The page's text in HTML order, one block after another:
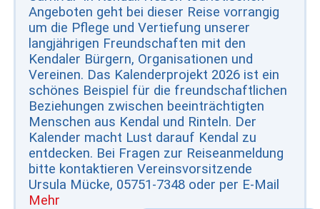
Angeboten geht bei dieser Reise vorrangig
um die Pflege und Vertiefung unserer
langjährigen Freundschaften mit den
Kendaler Bürgern, Organisationen und
Vereinen. Das Kalenderprojekt 2026 ist ein
schönes Beispiel für die freundschaftlichen
Beziehungen zwischen beeinträchtigten
Menschen aus Kendal und Rinteln. Der
Kalender macht Lust darauf Kendal zu
entdecken. Bei Fragen zur Reiseanmeldung
bitte kontaktieren Vereinsvorsitzende
Ursula Mücke, 05751-7348 oder per E-Mail
Mehr